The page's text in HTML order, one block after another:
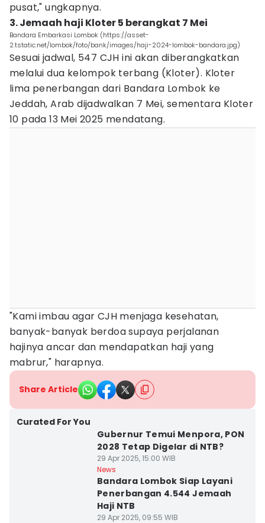
pusat," ungkapnya.
3. Jemaah haji Kloter 5 berangkat 7 Mei
Bandara Embarkasi Lombok (https://asset-
2.tstatic.net/lombok/foto/bank/images/haji-2024-lombok-bandara.jpg)
Sesuai jadwal, 547 CJH ini akan diberangkatkan
melalui dua kelompok terbang (Kloter). Kloter
lima penerbangan dari Bandara Lombok ke
Jeddah, Arab dijadwalkan 7 Mei, sementara Kloter
10 pada 13 Mei 2025 mendatang.
"Kami imbau agar CJH menjaga kesehatan,
banyak-banyak berdoa supaya perjalanan
hajinya ancar dan mendapatkan haji yang
mabrur," harapnya.
Share Article
Curated For You
Gubernur Temui Menpora, PON
2028 Tetap Digelar di NTB?
29 Apr 2025, 15:00 WIB
News
Bandara Lombok Siap Layani
Penerbangan 4.544 Jemaah
Haji NTB
29 Apr 2025, 09:55 WIB